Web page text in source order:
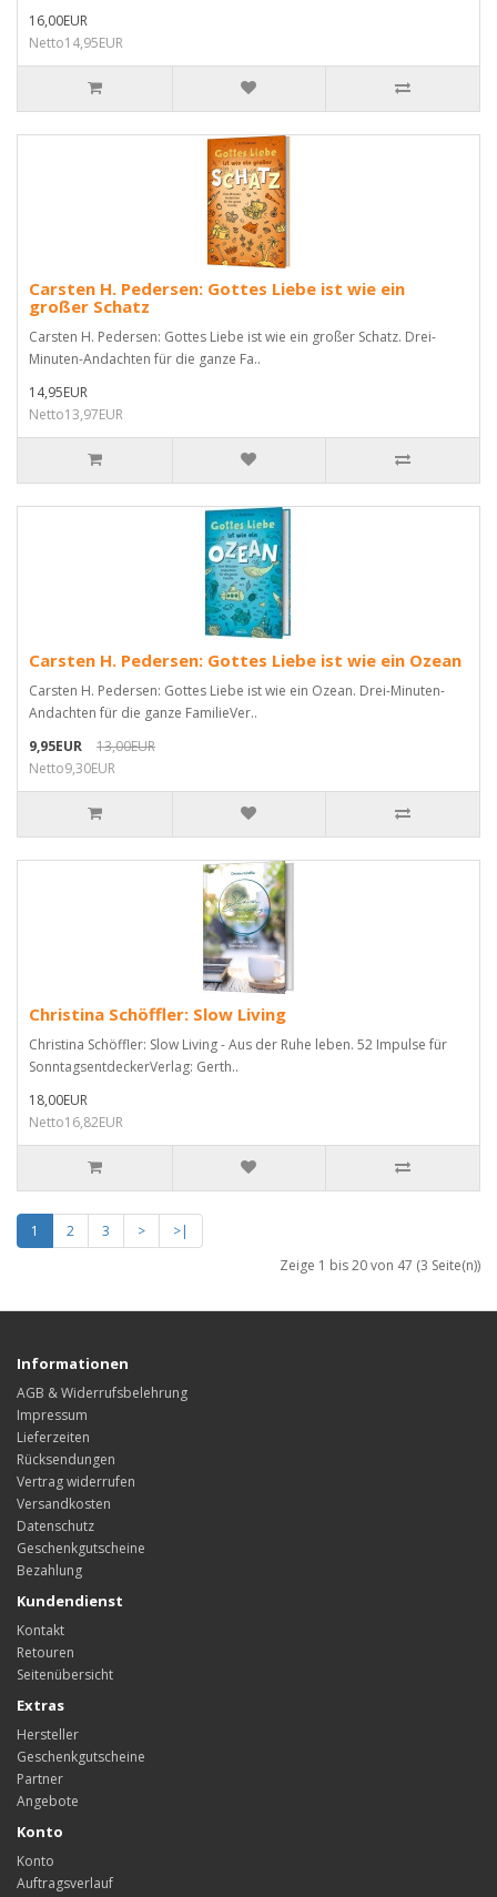
16,00EUR
Netto14,95EUR
Carsten H. Pedersen: Gottes Liebe ist wie ein
großer Schatz
Carsten H. Pedersen: Gottes Liebe ist wie ein großer Schatz. Drei-
Minuten-Andachten für die ganze Fa..
14,95EUR
Netto13,97EUR
Carsten H. Pedersen: Gottes Liebe ist wie ein Ozean
Carsten H. Pedersen: Gottes Liebe ist wie ein Ozean. Drei-Minuten-
Andachten für die ganze FamilieVer..
9,95EUR
13,00EUR
Netto9,30EUR
Christina Schöffler: Slow Living
Christina Schöffler: Slow Living - Aus der Ruhe leben. 52 Impulse für
SonntagsentdeckerVerlag: Gerth..
18,00EUR
Netto16,82EUR
1 2 3 >
>|
Zeige 1 bis 20 von 47 (3 Seite(n))
Informationen
AGB & Widerrufsbelehrung
Impressum
Lieferzeiten
Rücksendungen
Vertrag widerrufen
Versandkosten
Datenschutz
Geschenkgutscheine
Bezahlung
Kundendienst
Kontakt
Retouren
Seitenübersicht
Extras
Hersteller
Geschenkgutscheine
Partner
Angebote
Konto
Konto
Auftragsverlauf